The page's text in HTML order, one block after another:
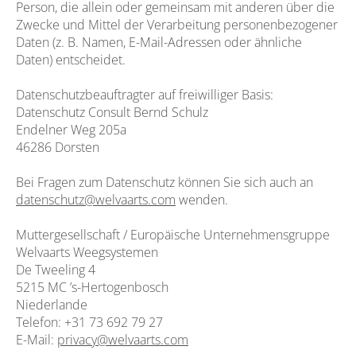
Person, die allein oder gemeinsam mit anderen über die
Zwecke und Mittel der Verarbeitung personenbezogener
Daten (z. B. Namen, E-Mail-Adressen oder ähnliche
Daten) entscheidet.
Datenschutzbeauftragter auf freiwilliger Basis:
Datenschutz Consult Bernd Schulz
Endelner Weg 205a
46286 Dorsten
Bei Fragen zum Datenschutz können Sie sich auch an
datenschutz@welvaarts.com wenden.
Muttergesellschaft / Europäische Unternehmensgruppe
Welvaarts Weegsystemen
De Tweeling 4
5215 MC ’s-Hertogenbosch
Niederlande
Telefon: +31 73 692 79 27
E-Mail: privacy@welvaarts.com